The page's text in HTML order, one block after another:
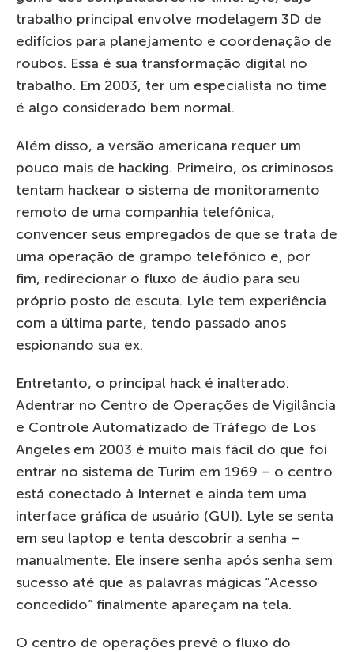
trabalho principal envolve modelagem 3D de
edifícios para planejamento e coordenação de
roubos. Essa é sua transformação digital no
trabalho. Em 2003, ter um especialista no time
é algo considerado bem normal.
Além disso, a versão americana requer um
pouco mais de hacking. Primeiro, os criminosos
tentam hackear o sistema de monitoramento
remoto de uma companhia telefônica,
convencer seus empregados de que se trata de
uma operação de grampo telefônico e, por
fim, redirecionar o fluxo de áudio para seu
próprio posto de escuta. Lyle tem experiência
com a última parte, tendo passado anos
espionando sua ex.
Entretanto, o principal hack é inalterado.
Adentrar no Centro de Operações de Vigilância
e Controle Automatizado de Tráfego de Los
Angeles em 2003 é muito mais fácil do que foi
entrar no sistema de Turim em 1969 – o centro
está conectado à Internet e ainda tem uma
interface gráfica de usuário (GUI). Lyle se senta
em seu laptop e tenta descobrir a senha –
manualmente. Ele insere senha após senha sem
sucesso até que as palavras mágicas “Acesso
concedido” finalmente apareçam na tela.
O centro de operações prevê o fluxo do